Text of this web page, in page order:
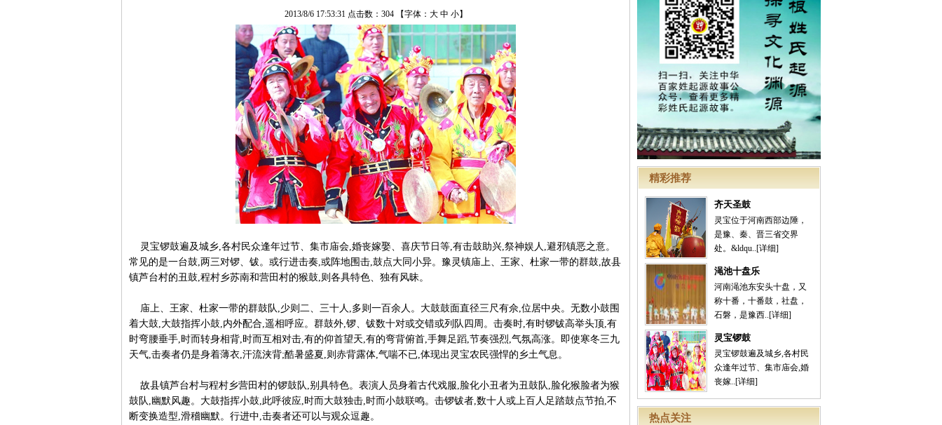
精彩推荐
齐天圣鼓
灵宝位于河南西部边陲，
是豫、秦、晋三省交界
处。&ldqu..[详细]
渑池十盘乐
河南渑池东安头十盘，又
称十番，十番鼓，社盘，
石磐，是豫西..[详细]
灵宝锣鼓
灵宝锣鼓遍及城乡,各村民
众逢年过节、集市庙会,婚
丧嫁..[详细]
热点关注
2013/8/6 17:53:31 点击数： 304 【字体： 大 中 小】
灵宝锣鼓遍及城乡,各村民众逢年过节、集市庙会,婚丧嫁娶、喜庆节日等,有击鼓助兴,祭神娱人,避邪镇恶之意。
常见的是一台鼓,两三对锣、钹。或行进击奏,或阵地围击,鼓点大同小异。豫灵镇庙上、王家、杜家一带的群鼓,故县
镇芦台村的丑鼓,程村乡苏南和营田村的猴鼓,则各具特色、独有风昧。
庙上、王家、杜家一带的群鼓队,少则二、三十人,多则一百余人。大鼓鼓面直径三尺有佘,位居中央。无数小鼓围
着大鼓,大鼓指挥小鼓,内外配合,遥相呼应。群鼓外,锣、钹数十对或交错或列队四周。击奏时,有时锣钹高举头顶,有
时弯腰垂手,时而转身相背,时而互相对击,有的仰首望天,有的弯背俯首,手舞足蹈,节奏强烈,气氛高涨。即使寒冬三九
天气,击奏者仍是身着薄衣,汗流浃背;酷暑盛夏,则赤背露体,气喘不已,体现出灵宝农民强悍的乡土气息。
故县镇芦台村与程村乡营田村的锣鼓队,别具特色。表演人员身着古代戏服,脸化小丑者为丑鼓队,脸化猴脸者为猴
鼓队,幽默风趣。大鼓指挥小鼓,此呼彼应,时而大鼓独击,时而小鼓联鸣。击锣钹者,数十人或上百人足踏鼓点节拍,不
断变换造型,滑稽幽默。行进中,击奏者还可以与观众逗趣。